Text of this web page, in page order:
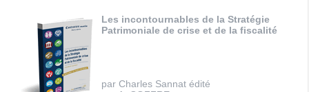
Les incontournables de la Stratégie
Patrimoniale de crise et de la fiscalité
par Charles Sannat édité